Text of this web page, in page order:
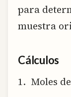
para
muestra
Cálculos
1. Moles